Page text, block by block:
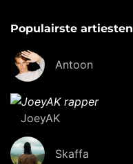
Populairste artiesten
Antoon
JoeyAK
Skaffa